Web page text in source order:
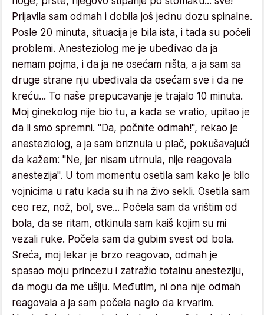
Prijavila sam odmah i dobila još jednu dozu spinalne.
Posle 20 minuta, situacija je bila ista, i tada su počeli
problemi. Anesteziolog me je ubeđivao da ja
nemam pojma, i da ja ne osećam ništa, a ja sam sa
druge strane nju ubeđivala da osećam sve i da ne
kreću... To naše prepucavanje je trajalo 10 minuta.
Moj ginekolog nije bio tu, a kada se vratio, upitao je
da li smo spremni. "Da, počnite odmah!", rekao je
anesteziolog, a ja sam briznula u plač, pokušavajući
da kažem: "Ne, jer nisam utrnula, nije reagovala
anestezija". U tom momentu osetila sam kako je bilo
vojnicima u ratu kada su ih na živo sekli. Osetila sam
ceo rez, nož, bol, sve... Počela sam da vrištim od
bola, da se ritam, otkinula sam kaiš kojim su mi
vezali ruke. Počela sam da gubim svest od bola.
Sreća, moj lekar je brzo reagovao, odmah je
spasao moju princezu i zatražio totalnu anesteziju,
da mogu da me ušiju. Međutim, ni ona nije odmah
reagovala a ja sam počela naglo da krvarim.